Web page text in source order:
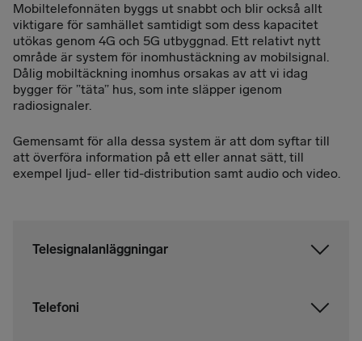
Mobiltelefonnäten byggs ut snabbt och blir också allt
viktigare för samhället samtidigt som dess kapacitet
utökas genom 4G och 5G utbyggnad. Ett relativt nytt
område är system för inomhustäckning av mobilsignal.
Dålig mobiltäckning inomhus orsakas av att vi idag
bygger för ”täta” hus, som inte släpper igenom
radiosignaler.
Gemensamt för alla dessa system är att dom syftar till
att överföra information på ett eller annat sätt, till
exempel ljud- eller tid-distribution samt audio och video.
Telesignalanläggningar
Telefoni